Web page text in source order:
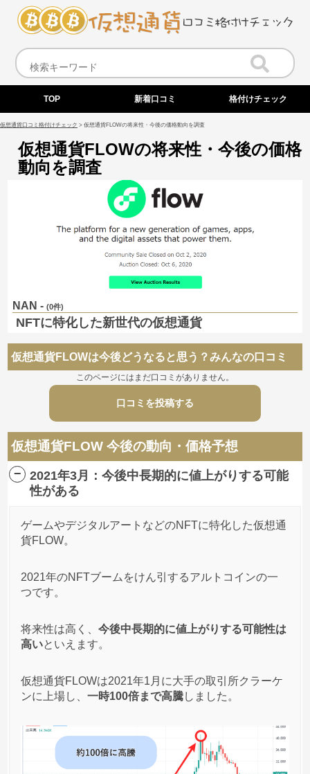
TOP 新着口コミ 格付けチェック
仮想通貨口コミ格付けチェック > 仮想通貨FLOWの将来性・今後の価格動向を調査
仮想通貨FLOWの将来性・今後の価格
動向を調査
NAN -(0件)
NFTに特化した新世代の仮想通貨
仮想通貨FLOWは今後どうなると思う？みんなの口コミ
このページにはまだ口コミがありません。
口コミを投稿する
仮想通貨FLOW 今後の動向・価格予想
2021年3月：今後中長期的に値上がりする可能
性がある
ゲームやデジタルアートなどのNFTに特化した仮想通
貨FLOW。
2021年のNFTブームをけん引するアルトコインの一
つです。
将来性は高く、今後中長期的に値上がりする可能性は
高いといえます。
仮想通貨FLOWは2021年1月に大手の取引所クラーケ
ンに上場し、一時100倍まで高騰しました。